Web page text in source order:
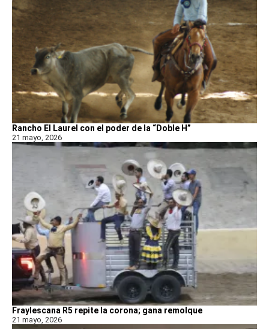
Rancho El Laurel con el poder de la “Doble H”
21 mayo, 2026
Fraylescana R5 repite la corona; gana remolque
21 mayo, 2026